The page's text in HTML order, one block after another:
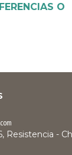
O
Resistencia -